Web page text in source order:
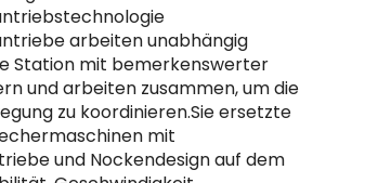
arbeiten unabhängig
Station mit bemerkenswerter
und arbeiten zusammen, um die
zu koordinieren.Sie ersetzte
mit
und Nockendesign auf dem